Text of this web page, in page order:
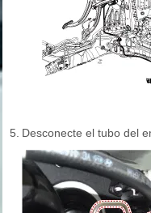
5. Desconecte el tubo del